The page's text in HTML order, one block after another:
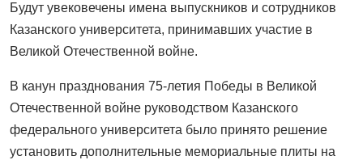
Будут увековечены имена выпускников и сотрудников
Казанского университета, принимавших участие в
Великой Отечественной войне.
В канун празднования 75-летия Победы в Великой
Отечественной войне руководством Казанского
федерального университета было принято решение
установить дополнительные мемориальные плиты на